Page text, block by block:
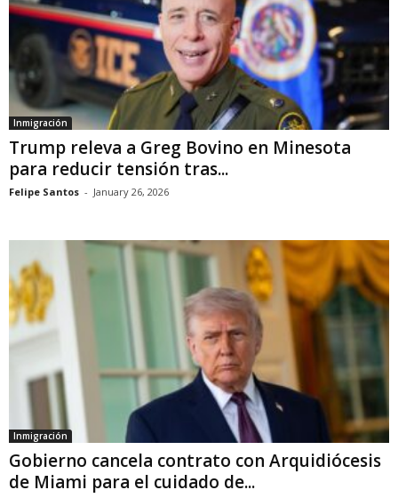
Inmigración
Trump releva a Greg Bovino en Minesota
para reducir tensión tras...
Felipe Santos - January 26, 2026
Inmigración
Gobierno cancela contrato con Arquidiócesis
de Miami para el cuidado de...